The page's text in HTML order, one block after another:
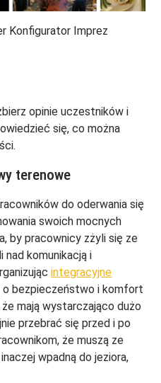
Konfigurator Imprez
opinie uczestników i
się, co można
terenowe
do oderwania się
swoich mocnych
by pracownicy zżyli się ze
nad komunikacją i
integracyjne
o bezpieczeństwo i komfort
mają wystarczająco dużo
przebrać się przed i po
że muszą ze
wpadną do jeziora,